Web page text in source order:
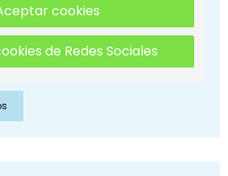
cookies
de Redes Sociales